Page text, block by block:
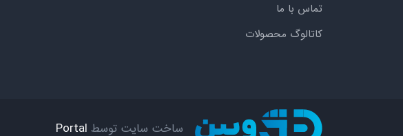
تماس با ما
کاتالوگ محصولات
ساخت سایت توسط Portal